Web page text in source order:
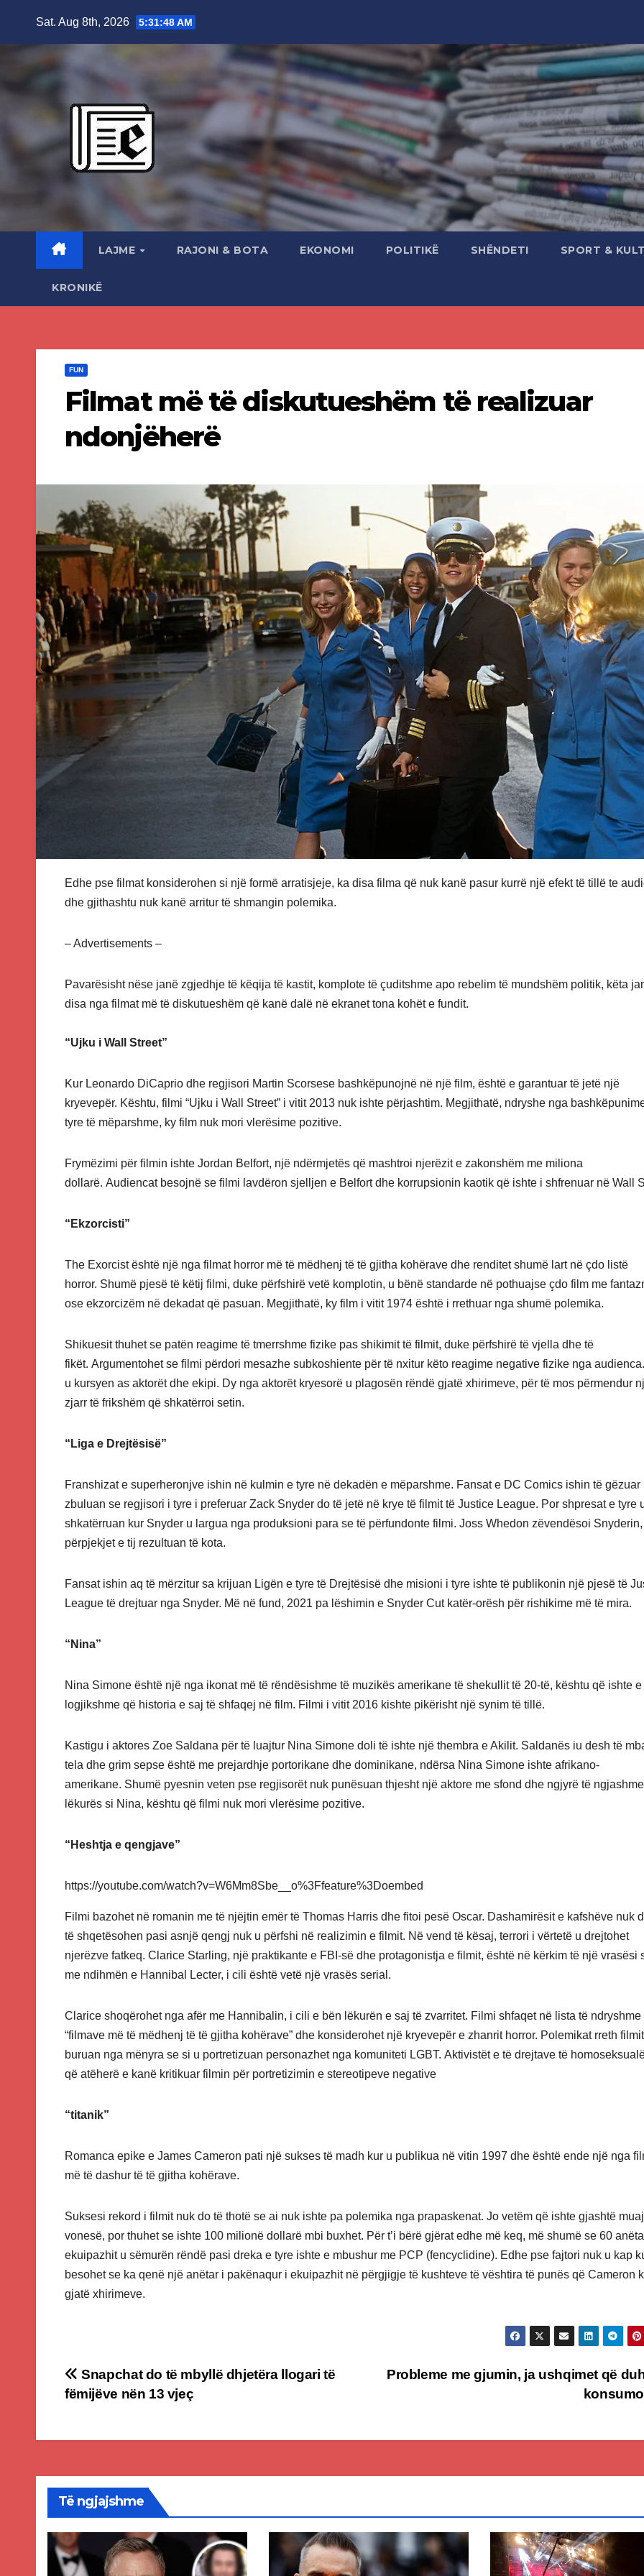
Sat. Aug 8th, 2026 5:31:49 AM
LAJME RAJONI & BOTA EKONOMI POLITIKË SHËNDETI SPORT &
KRONIKË
FUN
Filmat më të diskutueshëm të realizuar
ndonjëherë
Edhe pse filmat konsiderohen si një formë arratisjeje, ka disa filma që nuk kanë pasur kurrë një efekt të tillë te
dhe gjithashtu nuk kanë arritur të shmangin polemika.
– Advertisements –
Pavarësisht nëse janë zgjedhje të këqija të kastit, komplote të çuditshme apo rebelim të mundshëm politik, këta
disa nga filmat më të diskutueshëm që kanë dalë në ekranet tona kohët e fundit.
“Ujku i Wall Street”
Kur Leonardo DiCaprio dhe regjisori Martin Scorsese bashkëpunojnë në një film, është e garantuar të jetë një
kryevepër. Kështu, filmi “Ujku i Wall Street” i vitit 2013 nuk ishte përjashtim. Megjithatë, ndryshe nga
tyre të mëparshme, ky film nuk mori vlerësime pozitive.
Frymëzimi për filmin ishte Jordan Belfort, një ndërmjetës që mashtroi njerëzit e zakonshëm me miliona
dollarë. Audiencat besojnë se filmi lavdëron sjelljen e Belfort dhe korrupsionin kaotik që ishte i shfrenuar në Wall
“Ekzorcisti”
The Exorcist është një nga filmat horror më të mëdhenj të të gjitha kohërave dhe renditet shumë lart në çdo listë
horror. Shumë pjesë të këtij filmi, duke përfshirë vetë komplotin, u bënë standarde në pothuajse çdo film me
ose ekzorcizëm në dekadat që pasuan. Megjithatë, ky film i vitit 1974 është i rrethuar nga shumë polemika.
Shikuesit thuhet se patën reagime të tmerrshme fizike pas shikimit të filmit, duke përfshirë të vjella dhe të
fikët. Argumentohet se filmi përdori mesazhe subkoshiente për të nxitur këto reagime negative fizike nga
u kursyen as aktorët dhe ekipi. Dy nga aktorët kryesorë u plagosën rëndë gjatë xhirimeve, për të mos përmendur
zjarr të frikshëm që shkatërroi setin.
“Liga e Drejtësisë”
Franshizat e superheronjve ishin në kulmin e tyre në dekadën e mëparshme. Fansat e DC Comics ishin të gëzuar
zbuluan se regjisori i tyre i preferuar Zack Snyder do të jetë në krye të filmit të Justice League. Por shpresat e tyre
shkatërruan kur Snyder u largua nga produksioni para se të përfundonte filmi. Joss Whedon zëvendësoi
përpjekjet e tij rezultuan të kota.
Fansat ishin aq të mërzitur sa krijuan Ligën e tyre të Drejtësisë dhe misioni i tyre ishte të publikonin një pjesë të
League të drejtuar nga Snyder. Më në fund, 2021 pa lëshimin e Snyder Cut katër-orësh për rishikime më të mira.
“Nina”
Nina Simone është një nga ikonat më të rëndësishme të muzikës amerikane të shekullit të 20-të, kështu që ishte e
logjikshme që historia e saj të shfaqej në film. Filmi i vitit 2016 kishte pikërisht një synim të tillë.
Kastigu i aktores Zoe Saldana për të luajtur Nina Simone doli të ishte një thembra e Akilit. Saldanës iu desh të
tela dhe grim sepse është me prejardhje portorikane dhe dominikane, ndërsa Nina Simone ishte afrikano-
amerikane. Shumë pyesnin veten pse regjisorët nuk punësuan thjesht një aktore me sfond dhe ngjyrë të
lëkurës si Nina, kështu që filmi nuk mori vlerësime pozitive.
“Heshtja e qengjave”
https://youtube.com/watch?v=W6Mm8Sbe__o%3Ffeature%3Doembed
Filmi bazohet në romanin me të njëjtin emër të Thomas Harris dhe fitoi pesë Oscar. Dashamirësit e kafshëve nuk
të shqetësohen pasi asnjë qengj nuk u përfshi në realizimin e filmit. Në vend të kësaj, terrori i vërtetë u drejtohet
njerëzve fatkeq. Clarice Starling, një praktikante e FBI-së dhe protagonistja e filmit, është në kërkim të një vrasësi
me ndihmën e Hannibal Lecter, i cili është vetë një vrasës serial.
Clarice shoqërohet nga afër me Hannibalin, i cili e bën lëkurën e saj të zvarritet. Filmi shfaqet në lista të ndryshme
“filmave më të mëdhenj të të gjitha kohërave” dhe konsiderohet një kryevepër e zhanrit horror. Polemikat rreth filmit
buruan nga mënyra se si u portretizuan personazhet nga komuniteti LGBT. Aktivistët e të drejtave të
që atëherë e kanë kritikuar filmin për portretizimin e stereotipeve negative
“titanik”
Romanca epike e James Cameron pati një sukses të madh kur u publikua në vitin 1997 dhe është ende një nga
më të dashur të të gjitha kohërave.
Suksesi rekord i filmit nuk do të thotë se ai nuk ishte pa polemika nga prapaskenat. Jo vetëm që ishte gjashtë muaj
vonesë, por thuhet se ishte 100 milionë dollarë mbi buxhet. Për t’i bërë gjërat edhe më keq, më shumë se 60
ekuipazhit u sëmurën rëndë pasi dreka e tyre ishte e mbushur me PCP (fencyclidine). Edhe pse fajtori nuk u kap
besohet se ka qenë një anëtar i pakënaqur i ekuipazhit në përgjigje të kushteve të vështira të punës që Cameron
gjatë xhirimeve.
Post
navigation
Probleme me gjumin, ja ushqimet që
Snapchat do të mbyllë dhjetëra llogari të
fëmijëve nën 13 vjeç
Të ngjajshme